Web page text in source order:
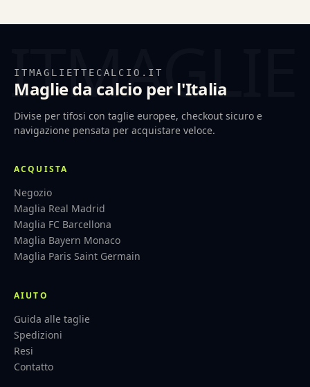
ITMAGLIETTECALCIO.IT
Maglie da calcio per l'Italia
Divise per tifosi con taglie europee, checkout sicuro e
navigazione pensata per acquistare veloce.
ACQUISTA
Negozio
Maglia Real Madrid
Maglia FC Barcellona
Maglia Bayern Monaco
Maglia Paris Saint Germain
AIUTO
Guida alle taglie
Spedizioni
Resi
Contatto